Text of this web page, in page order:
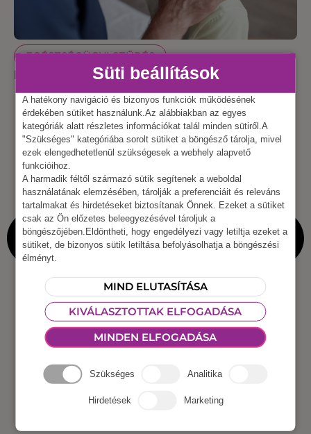
EGÉSZSÉGÜGYI SZŰRÉS
Irodai masszázsSüti beállítások
A hatékony navigáció és bizonyos funkciók működésének
érdekében sütiket használunk.Az alábbiakban az egyes
kategóriák alatt részletes információkat talál minden sütiről.A
"Szükséges" kategóriába sorolt sütiket a böngésző tárolja, mivel
ezek elengedhetetlenül szükségesek a webhely alapvető
funkcióihoz.
A harmadik féltől származó sütik segítenek a weboldal
használatának elemzésében, tárolják a preferenciáit és releváns
tartalmakat és hirdetéseket biztosítanak Önnek. Ezeket a sütiket
csak az Ön előzetes beleegyezésével tároljuk a
böngészőjében.Eldöntheti, hogy engedélyezi vagy letiltja ezeket a
sütiket, de bizonyos sütik letiltása befolyásolhatja a böngészési
élményt.
MIND ELUTASÍTÁSA
KIVÁLASZTOTTAK ELFOGADÁSA
MINDEN ELFOGADÁSA
Szükséges Analitika
Hirdetések Marketing